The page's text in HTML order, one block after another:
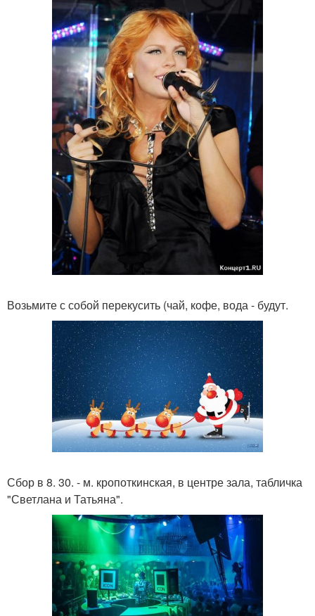
Возьмите с собой перекусить (чай, кофе, вода - будут.
Сбор в 8. 30. - м. кропоткинская, в центре зала, табличка
"Светлана и Татьяна".